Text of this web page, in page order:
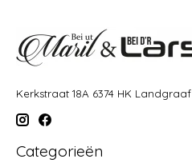
Kerkstraat 18A 6374 HK Landgraaf
Categorieën